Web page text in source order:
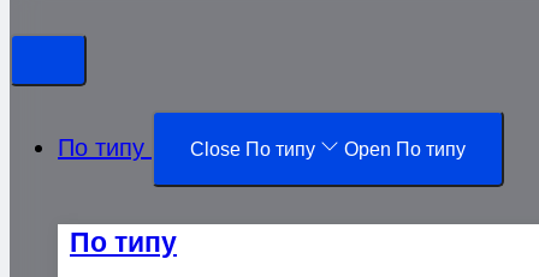
По типу Close По типу Open По типу
По типу